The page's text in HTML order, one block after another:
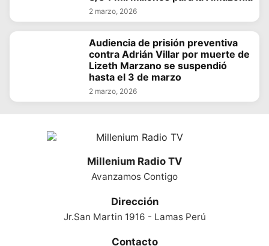
2 marzo, 2026
Audiencia de prisión preventiva
contra Adrián Villar por muerte de
Lizeth Marzano se suspendió
hasta el 3 de marzo
2 marzo, 2026
Millenium Radio TV
Avanzamos Contigo
Dirección
Jr.San Martin 1916 - Lamas Perú
Contacto